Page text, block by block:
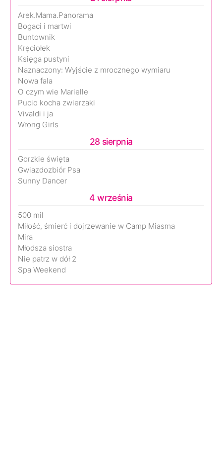
Arek.Mama.Panorama
Bogaci i martwi
Buntownik
Kręciołek
Księga pustyni
Naznaczony: Wyjście z mrocznego wymiaru
Nowa fala
O czym wie Marielle
Pucio kocha zwierzaki
Vivaldi i ja
Wrong Girls
28 sierpnia
Gorzkie święta
Gwiazdozbiór Psa
Sunny Dancer
4 września
500 mil
Miłość, śmierć i dojrzewanie w Camp Miasma
Mira
Młodsza siostra
Nie patrz w dół 2
Spa Weekend